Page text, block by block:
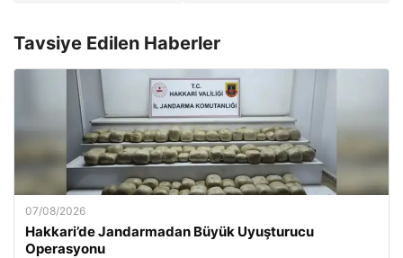
Tavsiye Edilen Haberler
07/08/2026
Hakkari’de Jandarmadan Büyük Uyuşturucu
Operasyonu